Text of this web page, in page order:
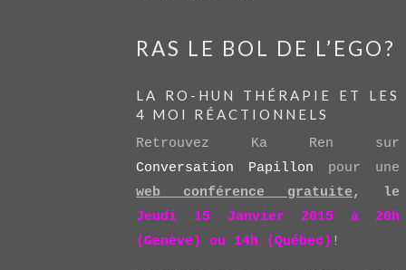
RAS LE BOL DE L’EGO?
LA RO-HUN THÉRAPIE ET LES
4 MOI RÉACTIONNELS
Retrouvez Ka Ren sur
Conversation Papillon pour une
web conférence gratuite, le
Jeudi 15 Janvier 2015 à 20h
(Genève) ou 14h (Québec) !